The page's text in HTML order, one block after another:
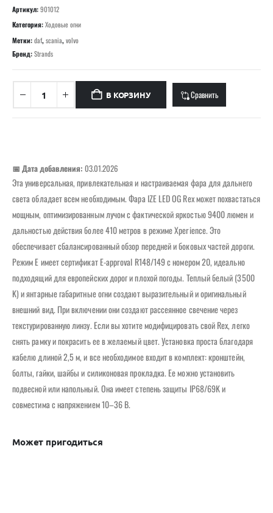
Артикул:901012
Категория:Ходовые огни
Метки:daf,scania,volvo
Бренд:Strands
В КОРЗИНУ Сравнить
📅 Дата добавления: 03.01.2026
Эта универсальная, привлекательная и настраиваемая фара для дальнего
света обладает всем необходимым. Фара IZE LED OG Rex может похвастаться
мощным, оптимизированным лучом с фактической яркостью 9400 люмен и
дальностью действия более 410 метров в режиме Xperience. Это
обеспечивает сбалансированный обзор передней и боковых частей дороги.
Режим E имеет сертификат E-approval R148/149 с номером 20, идеально
подходящий для европейских дорог и плохой погоды. Теплый белый (3500
K) и янтарные габаритные огни создают выразительный и оригинальный
внешний вид. При включении они создают рассеянное свечение через
текстурированную линзу. Если вы хотите модифицировать свой Rex, легко
снять рамку и покрасить ее в желаемый цвет. Установка проста благодаря
кабелю длиной 2,5 м, и все необходимое входит в комплект: кронштейн,
болты, гайки, шайбы и силиконовая прокладка. Ее можно установить
подвесной или напольный. Она имеет степень защиты IP68/69K и
совместима с напряжением 10–36 В.
Может пригодиться